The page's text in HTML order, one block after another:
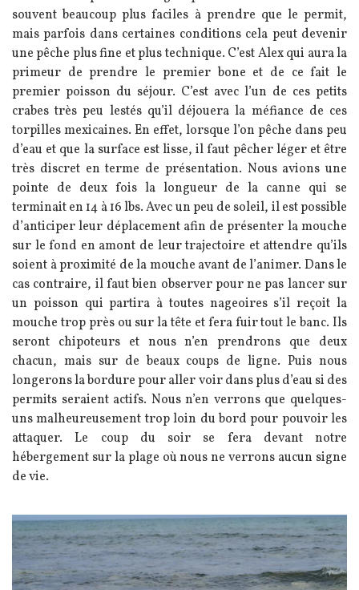
souvent beaucoup plus faciles à prendre que le permit,
mais parfois dans certaines conditions cela peut devenir
une pêche plus fine et plus technique. C’est Alex qui aura la
primeur de prendre le premier bone et de ce fait le
premier poisson du séjour. C’est avec l’un de ces petits
crabes très peu lestés qu’il déjouera la méfiance de ces
torpilles mexicaines. En effet, lorsque l’on pêche dans peu
d’eau et que la surface est lisse, il faut pêcher léger et être
très discret en terme de présentation. Nous avions une
pointe de deux fois la longueur de la canne qui se
terminait en 14 à 16 lbs. Avec un peu de soleil, il est possible
d’anticiper leur déplacement afin de présenter la mouche
sur le fond en amont de leur trajectoire et attendre qu’ils
soient à proximité de la mouche avant de l’animer. Dans le
cas contraire, il faut bien observer pour ne pas lancer sur
un poisson qui partira à toutes nageoires s’il reçoit la
mouche trop près ou sur la tête et fera fuir tout le banc. Ils
seront chipoteurs et nous n’en prendrons que deux
chacun, mais sur de beaux coups de ligne. Puis nous
longerons la bordure pour aller voir dans plus d’eau si des
permits seraient actifs. Nous n’en verrons que quelques-
uns malheureusement trop loin du bord pour pouvoir les
attaquer. Le coup du soir se fera devant notre
hébergement sur la plage où nous ne verrons aucun signe
de vie.
Image